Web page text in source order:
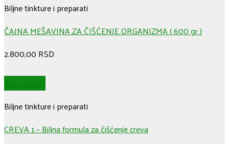
Biljne tinkture i preparati
ČAJNA MEŠAVINA ZA ČIŠĆENJE ORGANIZMA ( 600 gr )
2.800,00 RSD
Biljne tinkture i preparati
CREVA 1 – Biljna formula za čišćenje creva